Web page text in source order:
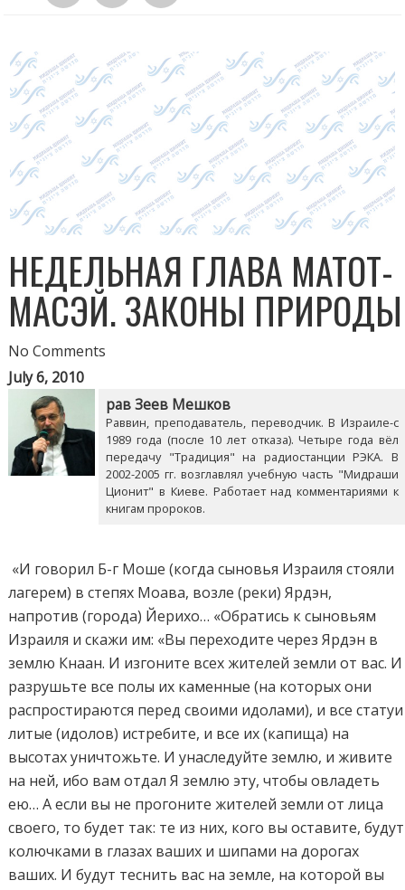
НЕДЕЛЬНАЯ ГЛАВА МАТОТ-
МАСЭЙ. ЗАКОНЫ ПРИРОДЫ
No Comments
July 6, 2010
рав Зеев Мешков
Раввин, преподаватель, переводчик. В Израиле-с
1989 года (после 10 лет отказа). Четыре года вёл
передачу "Традиция" на радиостанции РЭКА. В
2002-2005 гг. возглавлял учебную часть "Мидраши
Ционит" в Киеве. Работает над комментариями к
книгам пророков.
«И говорил Б-г Моше (когда сыновья Израиля стояли
лагерем) в степях Моава, возле (реки) Ярдэн,
напротив (города) Йерихо… «Обратись к сыновьям
Израиля и скажи им: «Вы переходите через Ярдэн в
землю Кнаан. И изгоните всех жителей земли от вас. И
разрушьте все полы их каменные (на которых они
распростираются перед своими идолами), и все статуи
литые (идолов) истребите, и все их (капища) на
высотах уничтожьте. И унаследуйте землю, и живите
на ней, ибо вам отдал Я землю эту, чтобы овладеть
ею… А если вы не прогоните жителей земли от лица
своего, то будет так: те из них, кого вы оставите, будут
колючками в глазах ваших и шипами на дорогах
ваших. И будут теснить вас на земле, на которой вы